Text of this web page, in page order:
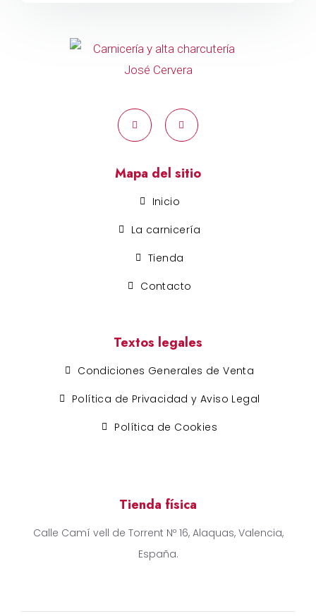
Mapa del sitio
Inicio
La carnicería
Tienda
Contacto
Textos legales
Condiciones Generales de Venta
Política de Privacidad y Aviso Legal
Política de Cookies
Tienda física
Calle Camí vell de Torrent Nº 16, Alaquas, Valencia,
España.